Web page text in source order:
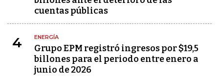
cuentas públicas
4 ENERGÍA
Grupo EPM registró ingresos por $19,5
billones para el periodo entre enero a
junio de 2026